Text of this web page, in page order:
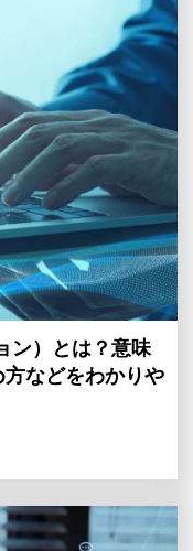
ン）とは？意味
などをわかりや